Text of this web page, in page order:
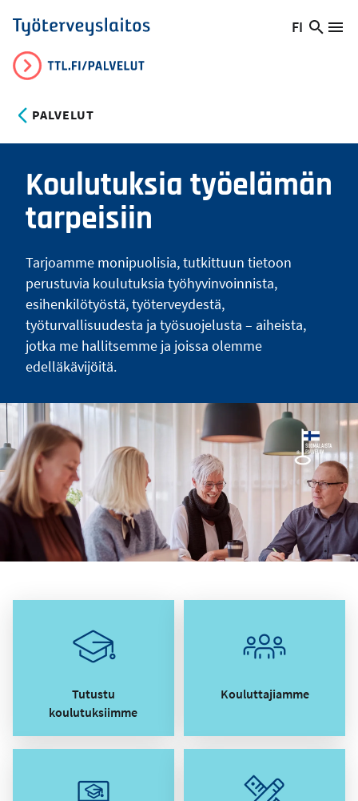
Hyppää
pääsisältöön
Työterveyslaitos
Vaihda
FI
Hae
PALVELUT
Koulutuksia työelämän
tarpeisiin
Tarjoamme monipuolisia, tutkittuun tietoon
perustuvia koulutuksia työhyvinvoinnista,
esihenkilötyöstä, työterveydestä,
työturvallisuudesta ja työsuojelusta – aiheista,
jotka me hallitsemme ja joissa olemme
edelläkävijöitä.
Tutustu
koulutuksiimme
Kouluttajiamme